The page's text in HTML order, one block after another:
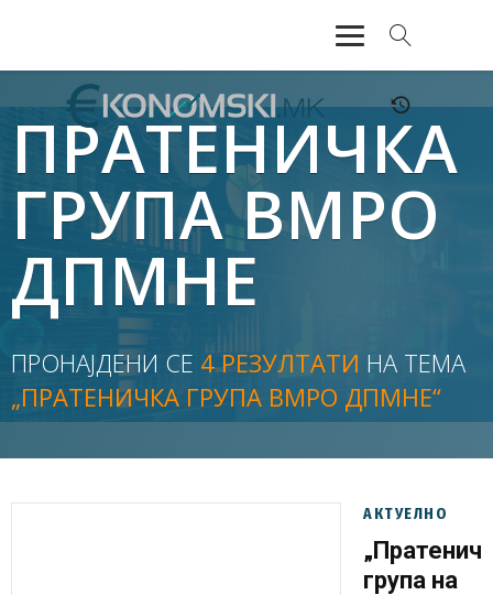
АКТУЕЛНО
ЕКОНОМИЈА
ФИНАНСИИ
БАНКАРСТВО
ЖИВОТ
МОЗАИК
ПРАТЕНИЧКА
ГРУПА ВМРО
ДПМНЕ
ПРОНАЈДЕНИ СЕ 4 РЕЗУЛТАТИ НА ТЕМА
„ПРАТЕНИЧКА ГРУПА ВМРО ДПМНЕ“
АКТУЕЛНО
група на